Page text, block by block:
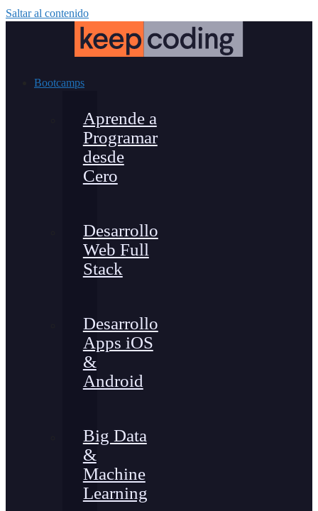
Saltar al contenido
Bootcamps
Aprende a
Programar
desde
Cero
Desarrollo
Web Full
Stack
Desarrollo
Apps iOS
&
Android
Big Data
&
Machine
Learning